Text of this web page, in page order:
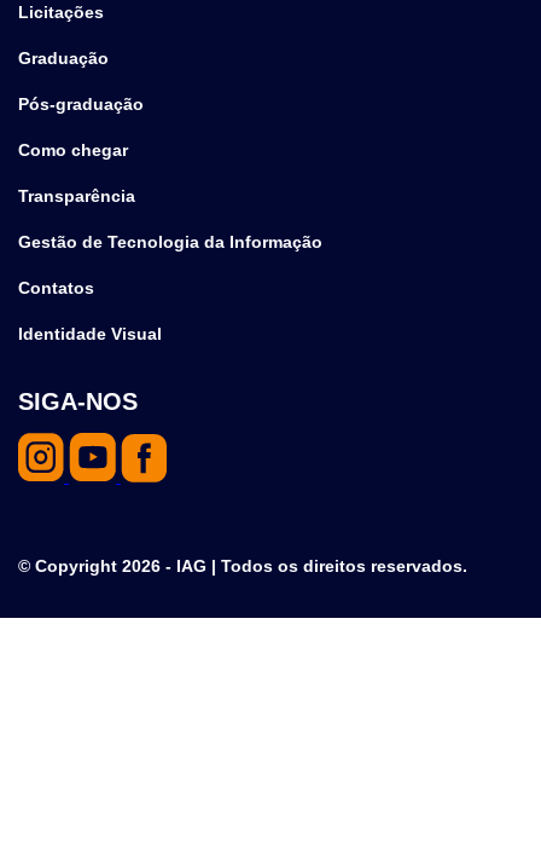
Licitações
Graduação
Pós-graduação
Como chegar
Transparência
Gestão de Tecnologia da Informação
Contatos
Identidade Visual
SIGA-NOS
© Copyright 2026 - IAG | Todos os direitos reservados.